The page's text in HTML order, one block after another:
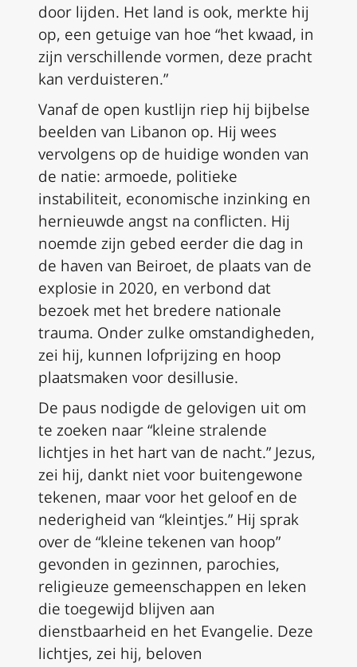
door lijden. Het land is ook, merkte hij
op, een getuige van hoe “het kwaad, in
zijn verschillende vormen, deze pracht
kan verduisteren.”
Vanaf de open kustlijn riep hij bijbelse
beelden van Libanon op. Hij wees
vervolgens op de huidige wonden van
de natie: armoede, politieke
instabiliteit, economische inzinking en
hernieuwde angst na conflicten. Hij
noemde zijn gebed eerder die dag in
de haven van Beiroet, de plaats van de
explosie in 2020, en verbond dat
bezoek met het bredere nationale
trauma. Onder zulke omstandigheden,
zei hij, kunnen lofprijzing en hoop
plaatsmaken voor desillusie.
De paus nodigde de gelovigen uit om
te zoeken naar “kleine stralende
lichtjes in het hart van de nacht.” Jezus,
zei hij, dankt niet voor buitengewone
tekenen, maar voor het geloof en de
nederigheid van “kleintjes.” Hij sprak
over de “kleine tekenen van hoop”
gevonden in gezinnen, parochies,
religieuze gemeenschappen en leken
die toegewijd blijven aan
dienstbaarheid en het Evangelie. Deze
lichtjes, zei hij, beloven